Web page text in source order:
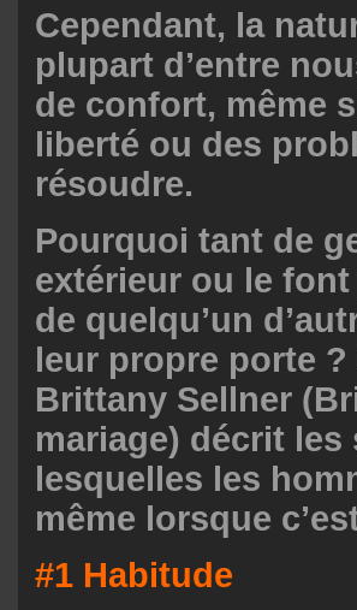
Cependant, la
plupart d’entre
de confort, même
liberté ou des
résoudre.
Pourquoi tant de
extérieur ou le
de quelqu’un
leur propre porte
Brittany Sellner
mariage) décrit
lesquelles les
même lorsque
#1 Habitude